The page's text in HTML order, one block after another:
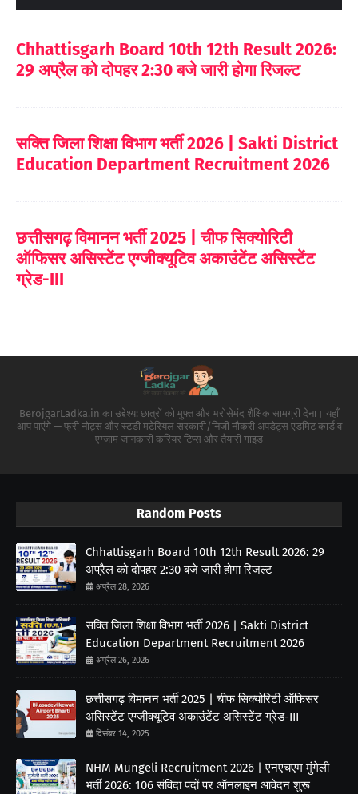
Chhattisgarh Board 10th 12th Result 2026:
29 अप्रैल को दोपहर 2:30 बजे जारी होगा रिजल्ट
सक्ति जिला शिक्षा विभाग भर्ती 2026 | Sakti District
Education Department Recruitment 2026
छत्तीसगढ़ विमानन भर्ती 2025 | चीफ सिक्योरिटी
ऑफिसर असिस्टेंट एग्जीक्यूटिव अकाउंटेंट असिस्टेंट
ग्रेड-III
BerojgarLadka.in का उद्देश्य: छात्रों को मुफ्त और भरोसेमंद शैक्षिक सामग्री देना। यहाँ
आप पाएंगे — फ्री नोट्स और स्टडी मटेरियल सरकारी/निजी नौकरी अपडेट्स एडमिट कार्ड व
एग्जाम जानकारी करियर टिप्स और तैयारी गाइड
Random Posts
Chhattisgarh Board 10th 12th Result 2026: 29
अप्रैल को दोपहर 2:30 बजे जारी होगा रिजल्ट
अप्रैल 28, 2026
सक्ति जिला शिक्षा विभाग भर्ती 2026 | Sakti District
Education Department Recruitment 2026
अप्रैल 26, 2026
छत्तीसगढ़ विमानन भर्ती 2025 | चीफ सिक्योरिटी ऑफिसर
असिस्टेंट एग्जीक्यूटिव अकाउंटेंट असिस्टेंट ग्रेड-III
दिसंबर 14, 2025
NHM Mungeli Recruitment 2026 | एनएचएम मुंगेली
भर्ती 2026: 106 संविदा पदों पर ऑनलाइन आवेदन शुरू